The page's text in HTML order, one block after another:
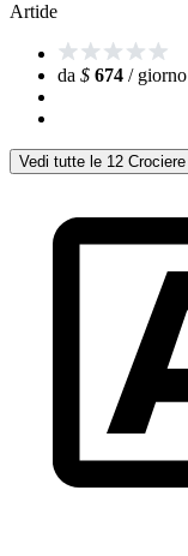
Artide
da $ 674 / giorno
Vedi tutte le 12 Crociere